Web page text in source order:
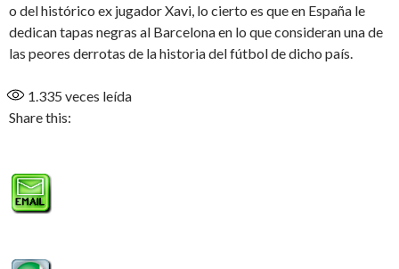
o del histórico ex jugador Xavi, lo cierto es que en España le
dedican tapas negras al Barcelona en lo que consideran una de
las peores derrotas de la historia del fútbol de dicho país.
1.335 veces leída
Share this: